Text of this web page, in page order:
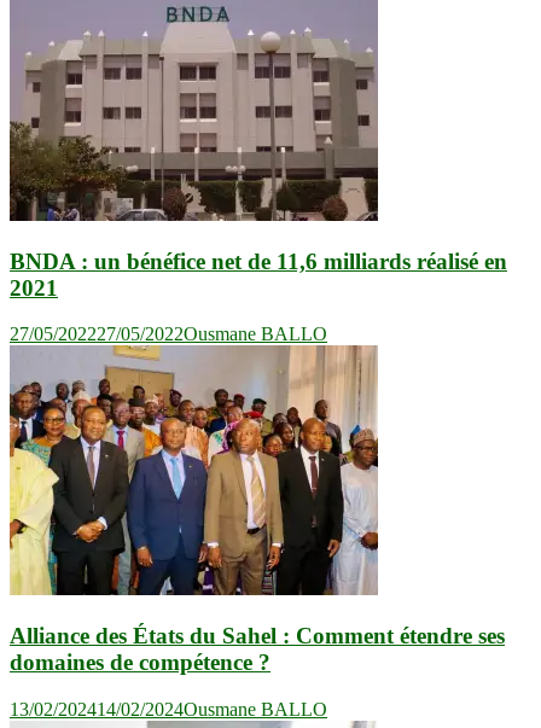
BNDA : un bénéfice net de 11,6 milliards réalisé en
2021
27/05/202227/05/2022Ousmane BALLO
Alliance des États du Sahel : Comment étendre ses
domaines de compétence ?
13/02/202414/02/2024Ousmane BALLO